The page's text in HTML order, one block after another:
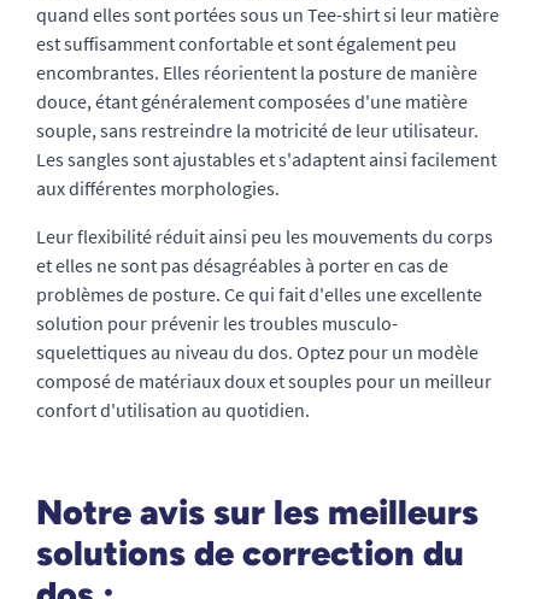
quand elles sont portées sous un Tee-shirt si leur matière
est suffisamment confortable et sont également peu
encombrantes. Elles réorientent la posture de manière
douce, étant généralement composées d'une matière
souple, sans restreindre la motricité de leur utilisateur.
Les sangles sont ajustables et s'adaptent ainsi facilement
aux différentes morphologies.
Leur flexibilité réduit ainsi peu les mouvements du corps
et elles ne sont pas désagréables à porter en cas de
problèmes de posture. Ce qui fait d'elles une excellente
solution pour prévenir les troubles musculo-
squelettiques au niveau du dos. Optez pour un modèle
composé de matériaux doux et souples pour un meilleur
confort d'utilisation au quotidien.
Notre avis sur les meilleurs
solutions de correction du